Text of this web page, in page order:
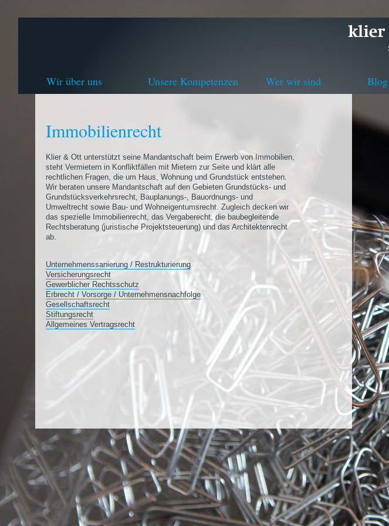
Wir über uns Unsere Kompetenzen Wer wir sind Blog
Immobilienrecht
Klier & Ott unterstützt seine Mandantschaft beim Erwerb von Immobilien,
steht Vermietern in Konfliktfällen mit Mietern zur Seite und klärt alle
rechtlichen Fragen, die um Haus, Wohnung und Grundstück entstehen.
Wir beraten unsere Mandantschaft auf den Gebieten Grundstücks- und
Grundstücksverkehrsrecht, Bauplanungs-, Bauordnungs- und
Umweltrecht sowie Bau- und Wohneigentumsrecht. Zugleich decken wir
das spezielle Immobilienrecht, das Vergaberecht, die baubegleitende
Rechtsberatung (juristische Projektsteuerung) und das Architektenrecht
ab.
Unternehmenssanierung / Restrukturierung
Versicherungsrecht
Gewerblicher Rechtsschutz
Erbrecht / Vorsorge / Unternehmensnachfolge
Gesellschaftsrecht
Stiftungsrecht
Allgemeines Vertragsrecht